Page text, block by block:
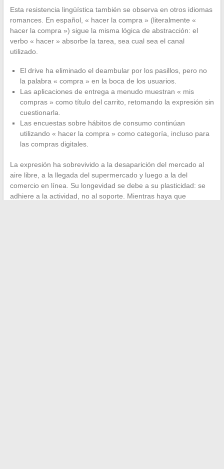
Esta resistencia lingüística también se observa en otros idiomas
romances. En español, « hacer la compra » (literalmente «
hacer la compra ») sigue la misma lógica de abstracción: el
verbo « hacer » absorbe la tarea, sea cual sea el canal
utilizado.
El drive ha eliminado el deambular por los pasillos, pero no
la palabra « compra » en la boca de los usuarios.
Las aplicaciones de entrega a menudo muestran « mis
compras » como título del carrito, retomando la expresión sin
cuestionarla.
Las encuestas sobre hábitos de consumo continúan
utilizando « hacer la compra » como categoría, incluso para
las compras digitales.
La expresión ha sobrevivido a la desaparición del mercado al
aire libre, a la llegada del supermercado y luego a la del
comercio en línea. Su longevidad se debe a su plasticidad: se
adhiere a la actividad, no al soporte. Mientras haya que